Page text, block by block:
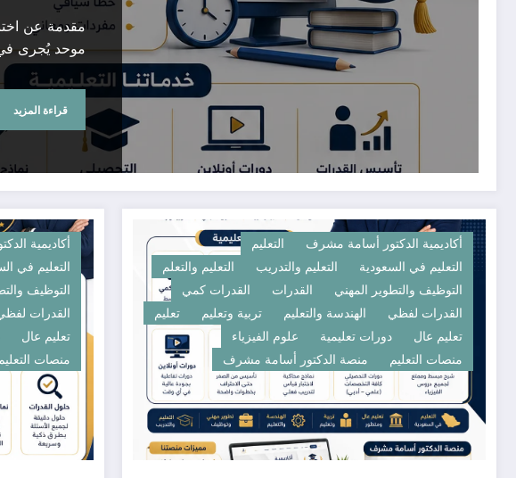
مقدمة عن
موحد يُجرى في
قراءة المزيد
أكاديمية الدكتور أسامة مشرف
التعليم
التعليم في السعودية
التعليم والتدريب
التعليم والتعلم
التوظيف والتطوير المهني
القدرات
القدرات كمي
القدرات لفظي
الهندسة والتعليم تربية وتعليم
تعليم
تعليم عال
دورات تعليمية
علوم الفيزياء
منصات التعليم
منصة الدكتور أسامة مشرف
أكاديمية
التعليم في
التوظيف
القدرات
تعليم عال
منصات التعليم